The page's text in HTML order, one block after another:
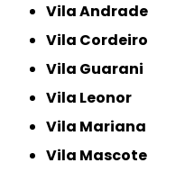
Vila Andrade
Vila Cordeiro
Vila Guarani
Vila Leonor
Vila Mariana
Vila Mascote